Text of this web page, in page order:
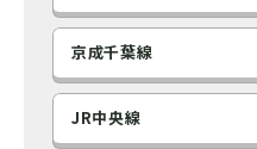
京成千葉線
JR中央線